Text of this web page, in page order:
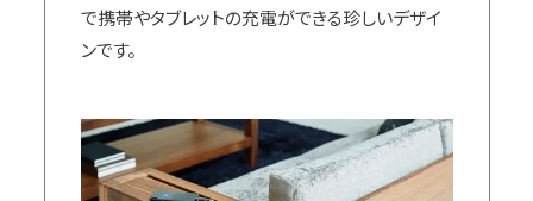
で携帯やタブレットの充電ができる珍しいデザイ
ンです。